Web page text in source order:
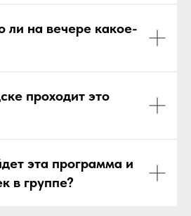
ли на вечере какое-
проходит это
эта программа и
в группе?